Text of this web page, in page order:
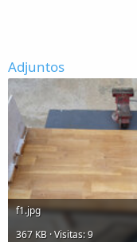
Adjuntos
f1.jpg
367 KB · Visitas: 9